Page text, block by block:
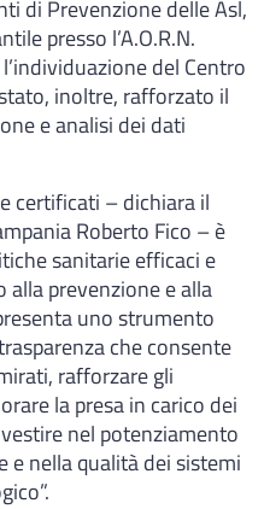
di Prevenzione delle Asl,
presso l’A.O.R.N.
del Centro
inoltre, rafforzato il
e analisi dei dati
certificati – dichiara il
Roberto Fico – è
sanitarie efficaci e
prevenzione e alla
uno strumento
che consente
rafforzare gli
la presa in carico dei
nel potenziamento
e nella qualità dei sistemi